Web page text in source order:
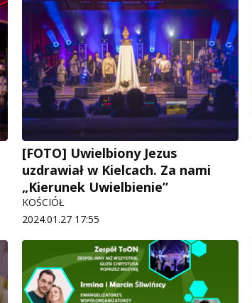
[FOTO] Uwielbiony Jezus
uzdrawiał w Kielcach. Za nami
„Kierunek Uwielbienie”
KOŚCIÓŁ
2024.01.27 17:55